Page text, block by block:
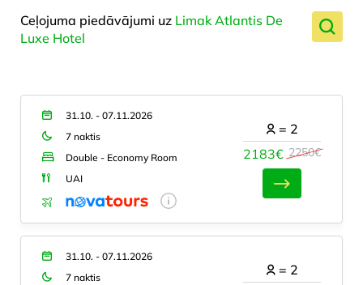
Ceļojuma piedāvājumi uz Limak Atlantis De
Luxe Hotel
31.10. - 07.11.2026
7 naktis
Double - Economy Room
UAI
2183€ 2250€
= 2
31.10. - 07.11.2026
7 naktis
= 2